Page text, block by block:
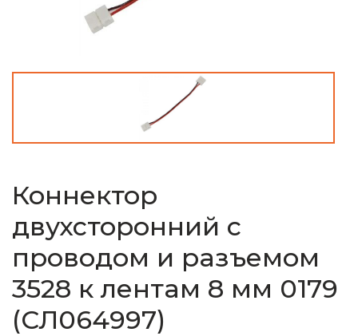
Коннектор
двухсторонний с
проводом и разъемом
3528 к лентам 8 мм 0179
(СЛ064997)